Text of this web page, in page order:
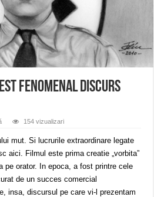
de vară și râsete de copii la Carașova VIDEO
avarie – 04.08.2026 – str. Văliugului și
fenomenal discurs
154 vizualizari
mut. Si lucrurile extraordinare legate
aici. Filmul este prima creatie „vorbita”
pe orator. In epoca, a fost printre cele
de un succes comercial
insa, discursul pe care vi-l prezentam